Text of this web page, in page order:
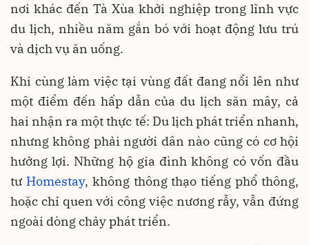
nơi khác đến Tà Xùa khởi nghiệp trong lĩnh vực
du lịch, nhiều năm gắn bó với hoạt động lưu trú
và dịch vụ ăn uống.
Khi cùng làm việc tại vùng đất đang nổi lên như
một điểm đến hấp dẫn của du lịch săn mây, cả
hai nhận ra một thực tế: Du lịch phát triển nhanh,
nhưng không phải người dân nào cũng có cơ hội
hưởng lợi. Những hộ gia đình không có vốn đầu
tư Homestay, không thông thạo tiếng phổ thông,
hoặc chỉ quen với công việc nương rẫy, vẫn đứng
ngoài dòng chảy phát triển.